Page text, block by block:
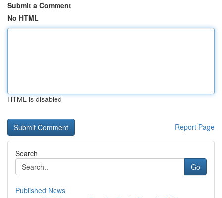
Submit a Comment
No HTML
HTML is disabled
Report Page
Search
Go
Published News